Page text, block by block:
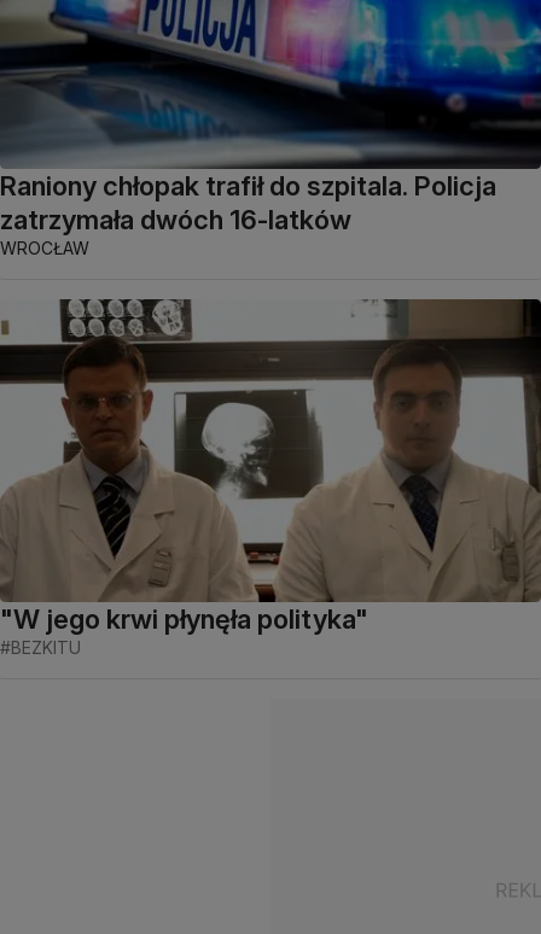
Raniony chłopak trafił do szpitala. Policja
zatrzymała dwóch 16-latków
WROCŁAW
"W jego krwi płynęła polityka"
#BEZKITU